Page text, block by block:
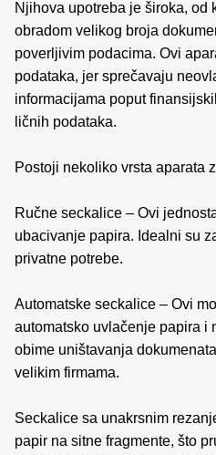
Njihova upotreba je široka, od
obradom velikog broja
poverljivim podacima. Ovi
podataka, jer sprečavaju
informacijama poput
ličnih podataka.
Postoji nekoliko vrsta aparata
Ručne seckalice – Ovi
ubacivanje papira. Idealni su
privatne potrebe.
Automatske seckalice – Ovi
automatsko uvlačenje papira i
obime uništavanja
velikim firmama.
Seckalice sa unakrsnim
papir na sitne fragmente, što